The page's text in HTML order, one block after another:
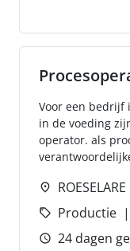
Voor een bedrijf
in de voeding
operator. als
ROESELARE
Productie
24 dagen